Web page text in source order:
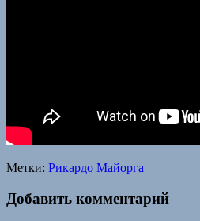
Метки: Рикардо Майорга
Добавить комментарий